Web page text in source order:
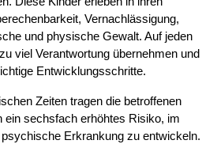
Vernachlässigung,
und physische Gewalt. Auf jeden
viel Verantwortung übernehmen und
Entwicklungsschritte.
Zeiten tragen die betroffenen
ein sechsfach erhöhtes Risiko, im
Erkrankung zu entwickeln.